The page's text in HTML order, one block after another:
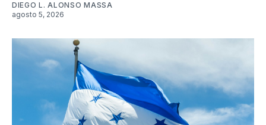
DIEGO L. ALONSO MASSA
agosto 5, 2026